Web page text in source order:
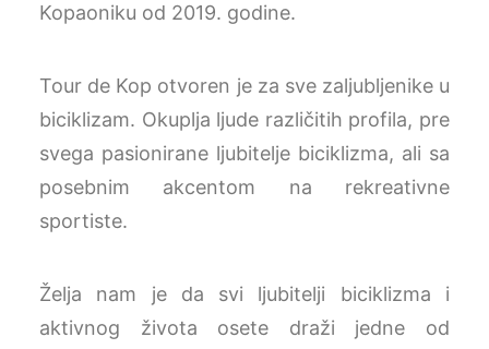
Kopaoniku od 2019. godine.
Tour de Kop otvoren je za sve zaljubljenike u
biciklizam. Okuplja ljude različitih profila, pre
svega pasionirane ljubitelje biciklizma, ali sa
posebnim akcentom na rekreativne
sportiste.
Želja nam je da svi ljubitelji biciklizma i
aktivnog života osete draži jedne od